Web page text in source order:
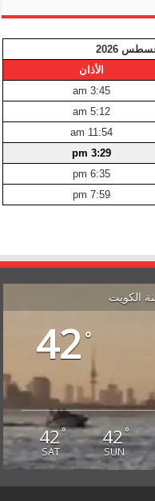
الأذان
3:45 am
5:12 am
11:54 am
3:29 pm
6:35 pm
7:59 pm
الكويت
42°
42°
SAT
42°
SUN